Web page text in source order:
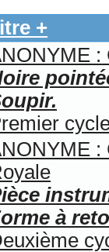
+
:
:
à